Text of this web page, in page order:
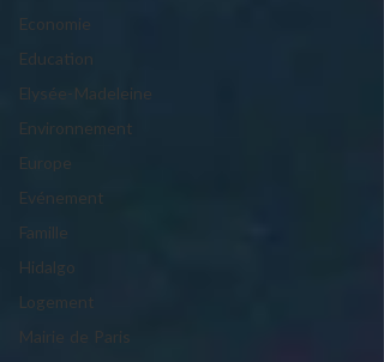
Economie
Education
Elysée-Madeleine
Environnement
Europe
Evénement
Famille
Hidalgo
Logement
Mairie de Paris